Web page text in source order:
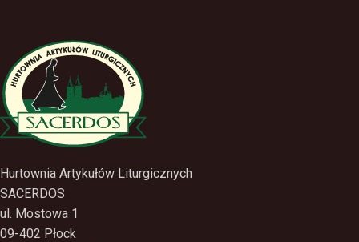
Hurtownia Artykułów Liturgicznych
SACERDOS
ul. Mostowa 1
09-402 Płock